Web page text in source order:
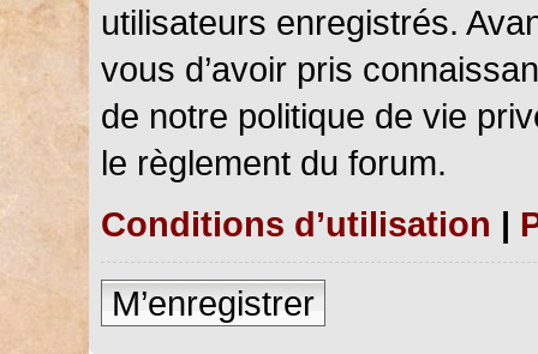
utilisateurs enregistrés.
vous d’avoir pris
de notre politique de vie
le règlement du forum.
Conditions d’utilisation |
M’enregistrer